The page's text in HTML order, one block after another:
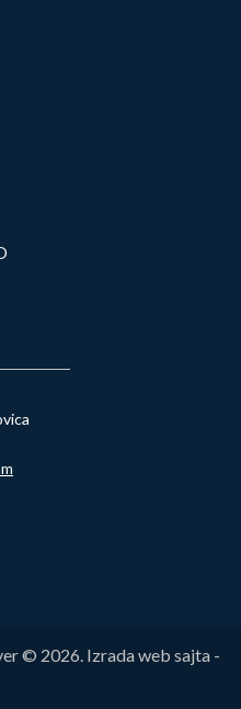
© 2026. Izrada web sajta -